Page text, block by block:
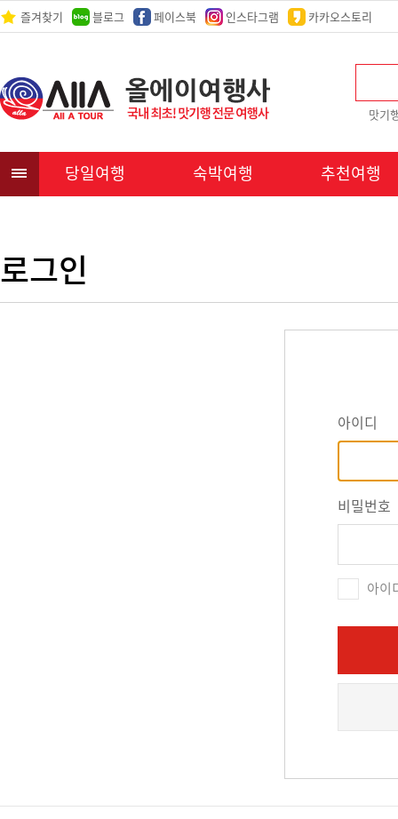
즐겨찾기 블로그 페이스북 인스타그램 카카오스토리
맛기
당일여행 숙박여행 추천여행
로그인
아이디
비밀번호
아이